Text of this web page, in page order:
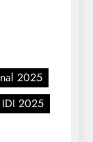
2025
IDI 2025